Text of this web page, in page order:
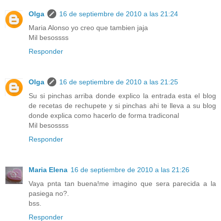
Olga
16 de septiembre de 2010 a las 21:24
Maria Alonso yo creo que tambien jaja
Mil besossss
Responder
Olga
16 de septiembre de 2010 a las 21:25
Su si pinchas arriba donde explico la entrada esta el blog
de recetas de rechupete y si pinchas ahi te lleva a su blog
donde explica como hacerlo de forma tradiconal
Mil besossss
Responder
Maria Elena 16 de septiembre de 2010 a las 21:26
Vaya pnta tan buena!me imagino que sera parecida a la
pasiega no?.
bss.
Responder